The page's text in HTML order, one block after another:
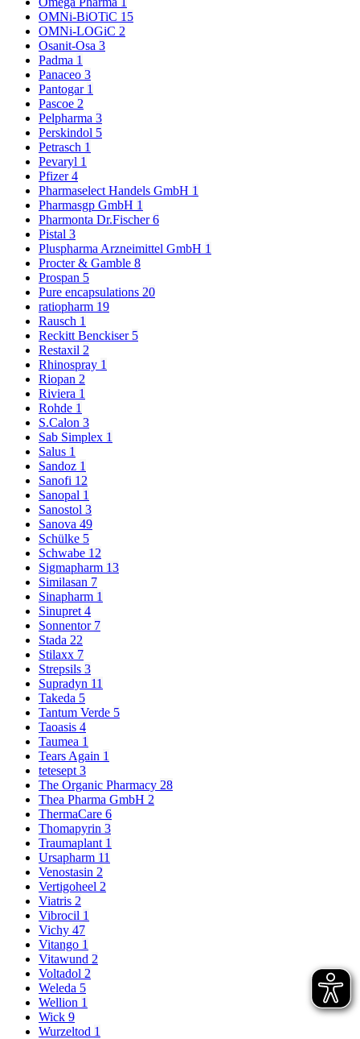
OMNi-BiOTiC 15
OMNi-LOGiC 2
Osanit-Osa 3
Padma 1
Panaceo 3
Pantogar 1
Pascoe 2
Pelpharma 3
Perskindol 5
Petrasch 1
Pevaryl 1
Pfizer4
Pharmaselect Handels GmbH 1
Pharmasgp GmbH 1
Pharmonta Dr.Fischer6
Pistal 3
Pluspharma Arzneimittel GmbH 1
Procter & Gamble 8
Prospan 5
Pure encapsulations 20
ratiopharm 19
Rausch 1
Reckitt Benckiser 5
Restaxil 2
Rhinospray 1
Riopan 2
Riviera 1
Rohde 1
S.Calon 3
Sab Simplex 1
Salus 1
Sandoz 1
Sanofi 12
Sanopal 1
Sanostol 3
Sanova 49
Schülke 5
Schwabe 12
Sigmapharm 13
Similasan 7
Sinapharm 1
Sinupret 4
Sonnentor 7
Stada 22
Stilaxx 7
Strepsils 3
Supradyn 11
Takeda 5
Tantum Verde 5
Taoasis 4
Taumea 1
Tears Again 1
tetesept 3
The Organic Pharmacy 28
Thea Pharma GmbH 2
ThermaCare 6
Thomapyrin 3
Traumaplant 1
Ursapharm 11
Venostasin 2
Vertigoheel 2
Viatris 2
Vibrocil 1
Vichy 47
Vitango 1
Vitawund 2
Voltadol 2
Weleda 5
Wellion 1
Wick 9
Wurzeltod 1